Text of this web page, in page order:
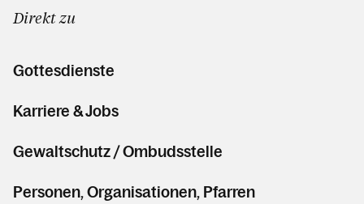
Direkt zu
Gottesdienste
Karriere & Jobs
Gewaltschutz / Ombudsstelle
Personen, Organisationen, Pfarren